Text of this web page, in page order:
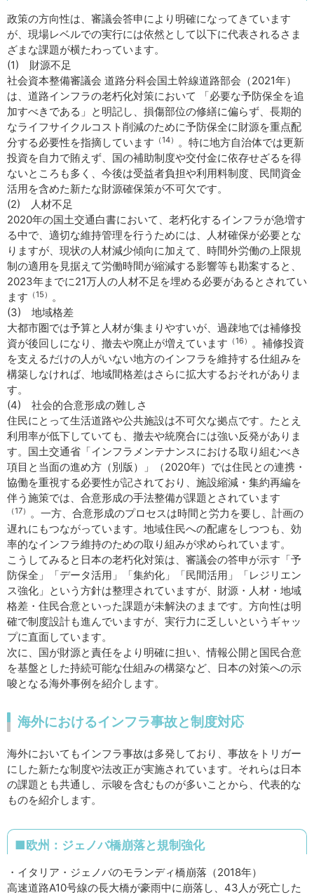
政策の方向性は、審議会答申により明確になってきています
が、現場レベルでの実行には依然として以下に代表されるさま
ざまな課題が横たわっています。
(1) 財源不足
社会資本整備審議会 道路分科会国土幹線道路部会（2021年）
は、道路インフラの老朽化対策において 「必要な予防保全を追
加すべきである」と明記し、損傷部位の修繕に偏らず、長期的
なライフサイクルコスト削減のために予防保全に財源を重点配
分する必要性を指摘しています （14） 。特に地方自治体では更新
投資を自力で賄えず、国の補助制度や交付金に依存せざるを得
ないところも多く、今後は受益者負担や利用料制度、民間資金
活用を含めた新たな財源確保策が不可欠です。
(2) 人材不足
2020年の国土交通白書において、老朽化するインフラが急増す
る中で、適切な維持管理を行うためには、人材確保が必要とな
りますが、現状の人材減少傾向に加えて、時間外労働の上限規
制の適用を見据えて労働時間が縮減する影響等も勘案すると、
2023年までに21万人の人材不足を埋める必要があるとされてい
ます （15） 。
(3) 地域格差
大都市圏では予算と人材が集まりやすいが、過疎地では補修投
資が後回しになり、撤去や廃止が増えています （16） 。補修投資
を支えるだけの人がいない地方のインフラを維持する仕組みを
構築しなければ、地域間格差はさらに拡大するおそれがありま
す。
(4) 社会的合意形成の難しさ
住民にとって生活道路や公共施設は不可欠な拠点です。たとえ
利用率が低下していても、撤去や統廃合には強い反発がありま
す。国土交通省「インフラメンテナンスにおける取り組むべき
項目と当面の進め方（別版）」（2020年）では住民との連携・
協働を重視する必要性が記されており、施設縮減・集約再編を
伴う施策では、合意形成の手法整備が課題とされています
（17） 。一方、合意形成のプロセスは時間と労力を要し、計画の
遅れにもつながっています。地域住民への配慮をしつつも、効
率的なインフラ維持のための取り組みが求められています。
こうしてみると日本の老朽化対策は、審議会の答申が示す「予
防保全」「データ活用」「集約化」「民間活用」「レジリエン
ス強化」という方針は整理されていますが、財源・人材・地域
格差・住民合意といった課題が未解決のままです。方向性は明
確で制度設計も進んでいますが、実行力に乏しいというギャッ
プに直面しています。
次に、国が財源と責任をより明確に担い、情報公開と国民合意
を基盤とした持続可能な仕組みの構築など、日本の対策への示
唆となる海外事例を紹介します。
海外におけるインフラ事故と制度対応
海外においてもインフラ事故は多発しており、事故をトリガー
にした新たな制度や法改正が実施されています。それらは日本
の課題とも共通し、示唆を含むものが多いことから、代表的な
ものを紹介します。
■欧州：ジェノバ橋崩落と規制強化
・イタリア・ジェノバのモランディ橋崩落（2018年）
高速道路A10号線の長大橋が豪雨中に崩落し、43人が死亡した